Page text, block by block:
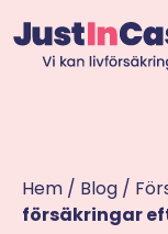
Hem / Blog /
försäkringar